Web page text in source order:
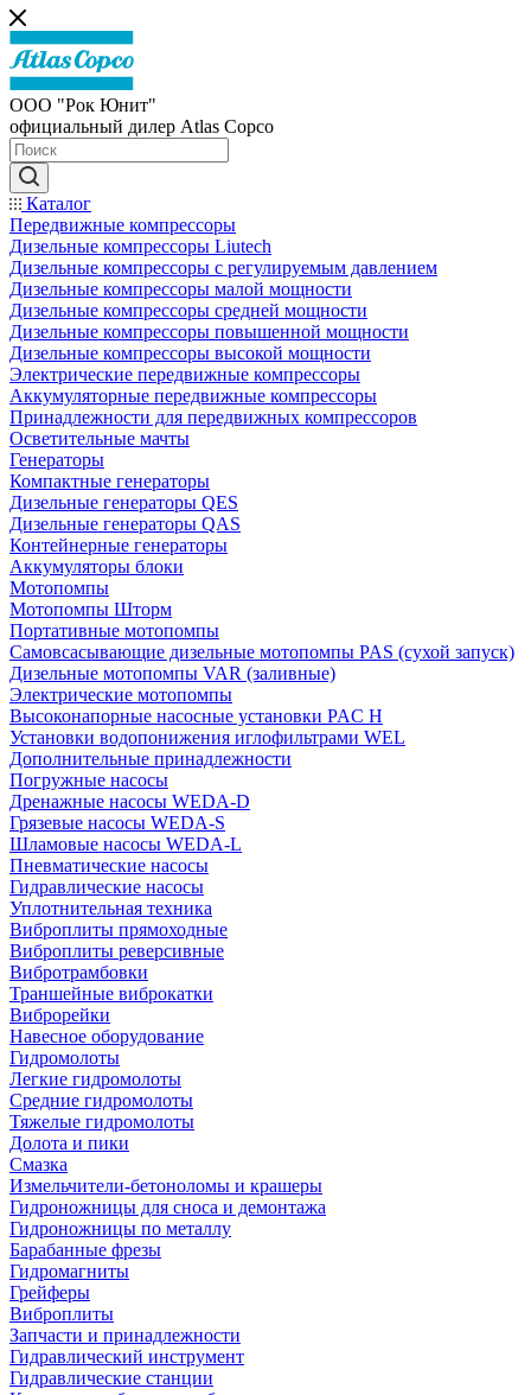
ООО "Рок Юнит"
официальный дилер Atlas Copco
Каталог
Передвижные компрессоры
Дизельные компрессоры Liutech
Дизельные компрессоры с регулируемым давлением
Дизельные компрессоры малой мощности
Дизельные компрессоры средней мощности
Дизельные компрессоры повышенной мощности
Дизельные компрессоры высокой мощности
Электрические передвижные компрессоры
Аккумуляторные передвижные компрессоры
Принадлежности для передвижных компрессоров
Осветительные мачты
Генераторы
Компактные генераторы
Дизельные генераторы QES
Дизельные генераторы QAS
Контейнерные генераторы
Аккумуляторы блоки
Мотопомпы
Мотопомпы Шторм
Портативные мотопомпы
Самовсасывающие дизельные мотопомпы PAS (сухой запуск)
Дизельные мотопомпы VAR (заливные)
Электрические мотопомпы
Высоконапорные насосные установки PAC H
Установки водопонижения иглофильтрами WEL
Дополнительные принадлежности
Погружные насосы
Дренажные насосы WEDA-D
Грязевые насосы WEDA-S
Шламовые насосы WEDA-L
Пневматические насосы
Гидравлические насосы
Уплотнительная техника
Виброплиты прямоходные
Виброплиты реверсивные
Вибротрамбовки
Траншейные виброкатки
Виброрейки
Навесное оборудование
Гидромолоты
Легкие гидромолоты
Средние гидромолоты
Тяжелые гидромолоты
Долота и пики
Смазка
Измельчители-бетоноломы и крашеры
Гидроножницы для сноса и демонтажа
Гидроножницы по металлу
Барабанные фрезы
Гидромагниты
Грейферы
Виброплиты
Запчасти и принадлежности
Гидравлический инструмент
Гидравлические станции